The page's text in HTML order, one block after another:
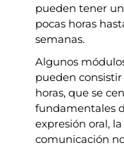
pueden tener
pocas horas
semanas.
Algunos
pueden
horas, que se
fundamentales
expresión oral,
comunicación